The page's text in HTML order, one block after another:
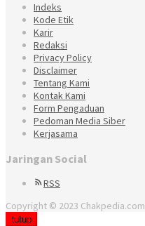
Indeks
Kode Etik
Karir
Redaksi
Privacy Policy
Disclaimer
Tentang Kami
Kontak Kami
Form Pengaduan
Pedoman Media Siber
Kerjasama
Jaringan Social
RSS
Copyright © 2023 Chakpedia.com
tutup